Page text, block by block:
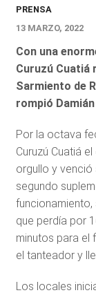
PRENSA
13 MARZO, 2022
Con una
Curuzú Cuatiá
Sarmiento de
rompió
Por la octava
Curuzú Cuatiá
orgullo y venció
segundo
funcionamiento,
que perdía por
minutos para el
el tanteador y
Los locales